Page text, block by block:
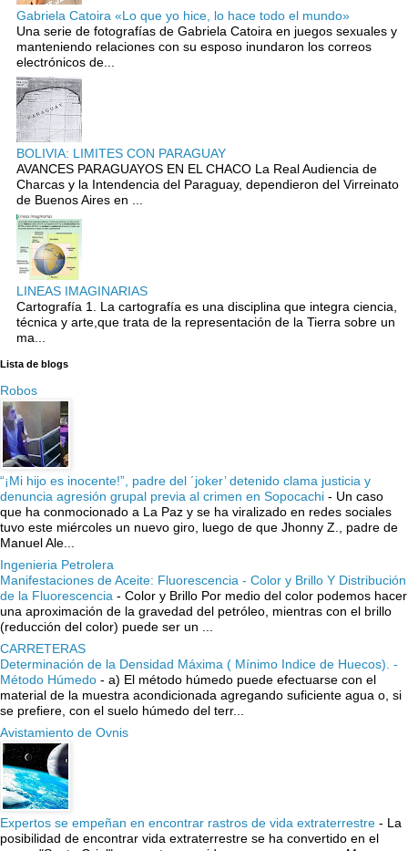
Gabriela Catoira «Lo que yo hice, lo hace todo el mundo»
Una serie de fotografías de Gabriela Catoira en juegos sexuales y
manteniendo relaciones con su esposo inundaron los correos
electrónicos de...
BOLIVIA: LIMITES CON PARAGUAY
AVANCES PARAGUAYOS EN EL CHACO La Real Audiencia de
Charcas y la Intendencia del Paraguay, dependieron del Virreinato
de Buenos Aires en ...
LINEAS IMAGINARIAS
Cartografía 1. La cartografía es una disciplina que integra ciencia,
técnica y arte,que trata de la representación de la Tierra sobre un
ma...
Lista de blogs
Robos
“¡Mi hijo es inocente!”, padre del ´joker’ detenido clama justicia y
denuncia agresión grupal previa al crimen en Sopocachi - Un caso
que ha conmocionado a La Paz y se ha viralizado en redes sociales
tuvo este miércoles un nuevo giro, luego de que Jhonny Z., padre de
Manuel Ale...
Ingenieria Petrolera
Manifestaciones de Aceite: Fluorescencia - Color y Brillo Y Distribución
de la Fluorescencia - Color y Brillo Por medio del color podemos hacer
una aproximación de la gravedad del petróleo, mientras con el brillo
(reducción del color) puede ser un ...
CARRETERAS
Determinación de la Densidad Máxima ( Mínimo Indice de Huecos). -
Método Húmedo - a) El método húmedo puede efectuarse con el
material de la muestra acondicionada agregando suficiente agua o, si
se prefiere, con el suelo húmedo del terr...
Avistamiento de Ovnis
Expertos se empeñan en encontrar rastros de vida extraterrestre - La
posibilidad de encontrar vida extraterrestre se ha convertido en el